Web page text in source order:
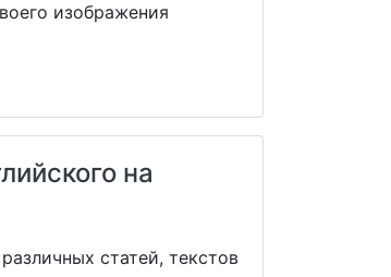
изображения
на
статей, текстов